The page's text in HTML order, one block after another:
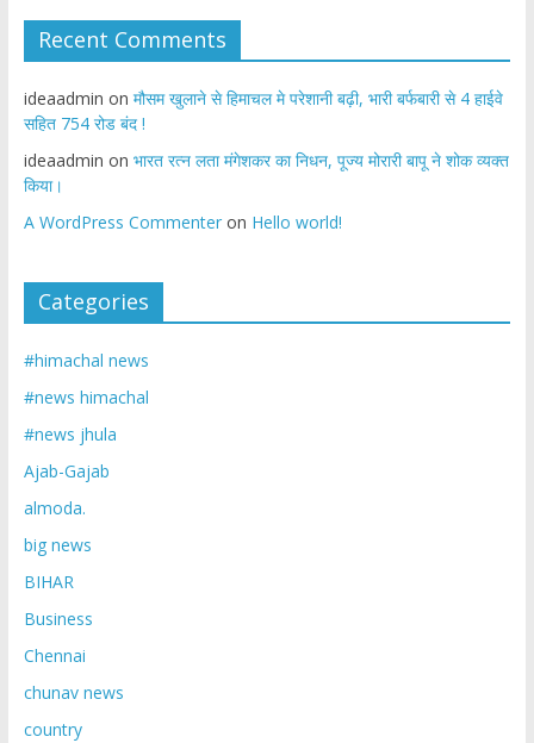
Recent Comments
ideaadmin on मौसम खुलाने से हिमाचल मे परेशानी बढ़ी, भारी बर्फबारी से 4 हाईवे
सहित 754 रोड बंद !
ideaadmin on भारत रत्न लता मंगेशकर का निधन, पूज्य मोरारी बापू ने शोक व्यक्त
किया।
A WordPress Commenteron Hello world!
Categories
#himachal news
#news himachal
#news jhula
Ajab-Gajab
almoda.
big news
BIHAR
Business
Chennai
chunav news
country